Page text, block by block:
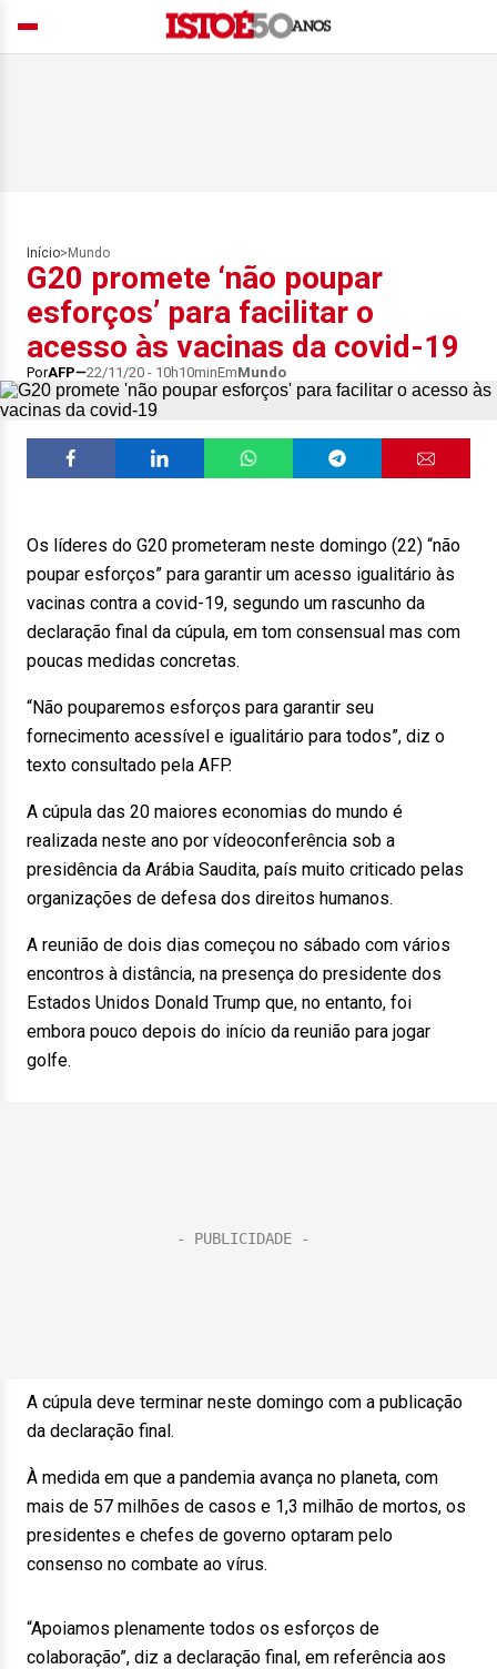
Início> Mundo
G20 promete ‘não poupar
esforços’ para facilitar o
acesso às vacinas da covid-19
PorAFP 22/11/20 - 10h10minEmMundo
Os líderes do G20 prometeram neste domingo (22) “não
poupar esforços” para garantir um acesso igualitário às
vacinas contra a covid-19, segundo um rascunho da
declaração final da cúpula, em tom consensual mas com
poucas medidas concretas.
“Não pouparemos esforços para garantir seu
fornecimento acessível e igualitário para todos”, diz o
texto consultado pela AFP.
A cúpula das 20 maiores economias do mundo é
realizada neste ano por vídeoconferência sob a
presidência da Arábia Saudita, país muito criticado pelas
organizações de defesa dos direitos humanos.
A reunião de dois dias começou no sábado com vários
encontros à distância, na presença do presidente dos
Estados Unidos Donald Trump que, no entanto, foi
embora pouco depois do início da reunião para jogar
golfe.
A cúpula deve terminar neste domingo com a publicação
da declaração final.
À medida em que a pandemia avança no planeta, com
mais de 57 milhões de casos e 1,3 milhão de mortos, os
presidentes e chefes de governo optaram pelo
consenso no combate ao vírus.
“Apoiamos plenamente todos os esforços de
colaboração”, diz a declaração final, em referência aos